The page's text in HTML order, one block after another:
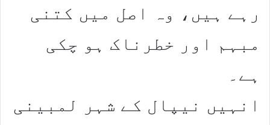
رہے ہیں، وہ اصل میں کتنی
مبہم اور خطرناک ہو چکی
ہے۔
انہیں نیپال کے شہر لمبینی